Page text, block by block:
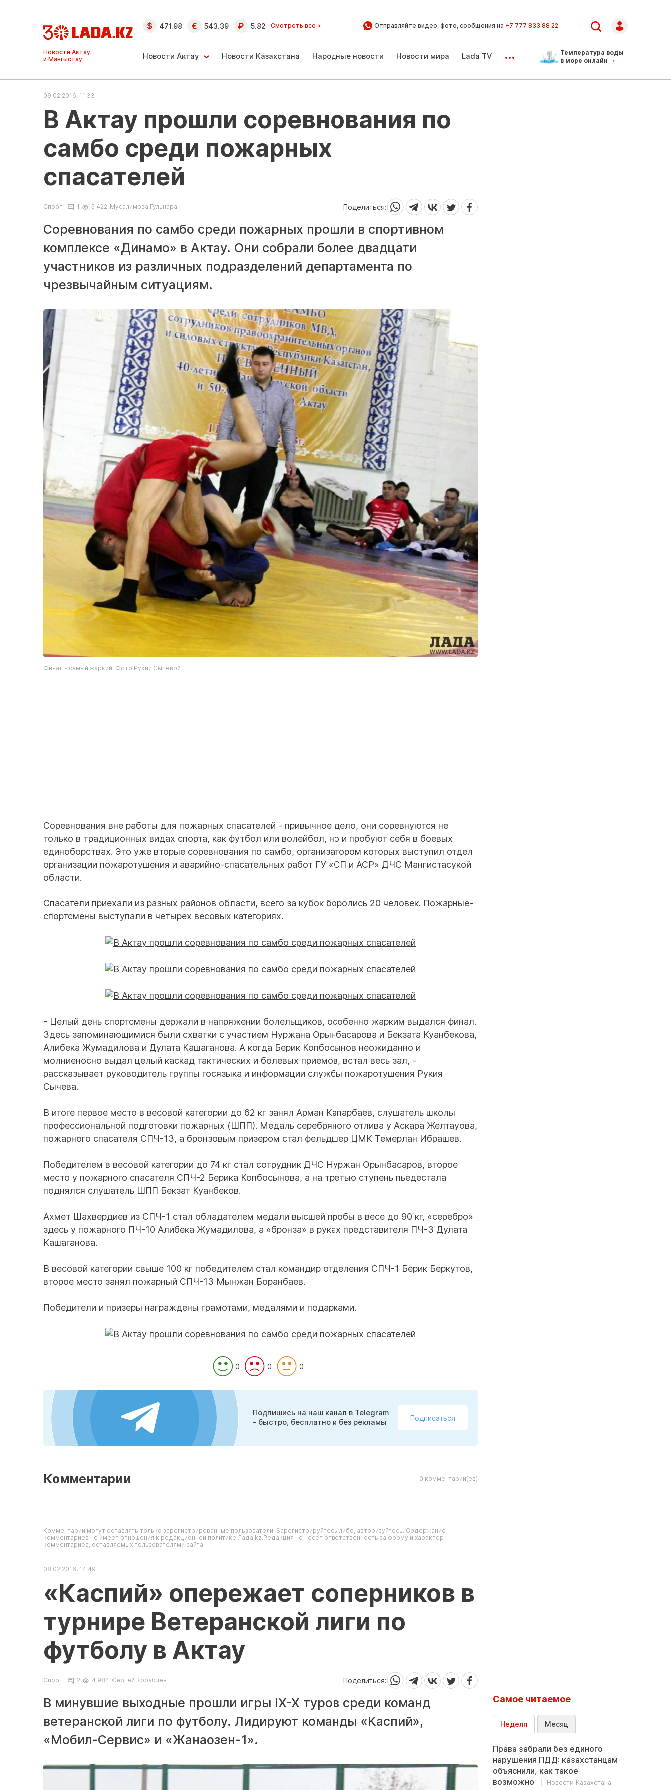
Ақтау және
Манғыстау
жаңалықтары
471.98 543.39 5.82 Смотреть все > Отправляйте видео, фото, сообщения на +7 777 833 88 22
Новости Актау Новости Казахстана Народные новости Новости мира Lada TV ...
Температура воды
в море онлайн
09.02.2016, 11:33
В Актау прошли соревнования по
самбо среди пожарных
спасателей
Спорт 1 5 422 Мусалимова Гульнара Поделиться:
Соревнования по самбо среди пожарных прошли в спортивном
комплексе «Динамо» в Актау. Они собрали более двадцати
участников из различных подразделений департамента по
чрезвычайным ситуациям.
Финал - самый жаркий! Фото Рукии Сычевой
Соревнования вне работы для пожарных спасателей - привычное дело, они соревнуются не
только в традиционных видах спорта, как футбол или волейбол, но и пробуют себя в боевых
единоборствах. Это уже вторые соревнования по самбо, организатором которых выступил отдел
организации пожаротушения и аварийно-спасательных работ ГУ «СП и АСР» ДЧС Мангистасукой
области.
Спасатели приехали из разных районов области, всего за кубок боролись 20 человек. Пожарные-
спортсмены выступали в четырех весовых категориях.
- Целый день спортсмены держали в напряжении болельщиков, особенно жарким выдался финал.
Здесь запоминающимися были схватки с участием Нуржана Орынбасарова и Бекзата Куанбекова,
Алибека Жумадилова и Дулата Кашаганова. А когда Берик Копбосынов неожиданно и
молниеносно выдал целый каскад тактических и болевых приемов, встал весь зал, -
рассказывает руководитель группы госязыка и информации службы пожаротушения Рукия
Сычева.
В итоге первое место в весовой категории до 62 кг занял Арман Капарбаев, слушатель школы
профессиональной подготовки пожарных (ШПП). Медаль серебряного отлива у Аскара Желтауова,
пожарного спасателя СПЧ-13, а бронзовым призером стал фельдшер ЦМК Темерлан Ибрашев.
Победителем в весовой категории до 74 кг стал сотрудник ДЧС Нуржан Орынбасаров, второе
место у пожарного спасателя СПЧ-2 Берика Копбосынова, а на третью ступень пьедестала
поднялся слушатель ШПП Бекзат Куанбеков.
Ахмет Шахвердиев из СПЧ-1 стал обладателем медали высшей пробы в весе до 90 кг, «серебро»
здесь у пожарного ПЧ-10 Алибека Жумадилова, а «бронза» в руках представителя ПЧ-3 Дулата
Кашаганова.
В весовой категории свыше 100 кг победителем стал командир отделения СПЧ-1 Берик Беркутов,
второе место занял пожарный СПЧ-13 Мынжан Боранбаев.
Победители и призеры награждены грамотами, медалями и подарками.
0 0 0
Подпишись на наш канал в Telegram
– быстро, бесплатно и без рекламы
Подписаться
Комментарии 0 комментарий(ев)
Комментарии могут оставлять только зарегистрированные пользователи. Зарегистрируйтесь либо, авторизуйтесь. Содержание
комментариев не имеет отношения к редакционной политике Лада.kz.Редакция не несет ответственность за форму и характер
комментариев, оставляемых пользователями сайта.
08.02.2016, 14:49
«Каспий» опережает соперников в
турнире Ветеранской лиги по
футболу в Актау
Спорт 2 4 984 Сергей Кораблев Поделиться:
В минувшие выходные прошли игры IX-X туров среди команд
ветеранской лиги по футболу. Лидируют команды «Каспий»,
«Мобил-Сервис» и «Жанаозен-1».
Самое читаемое
Неделя Месяц
Права забрали без единого
нарушения ПДД: казахстанцам
объяснили, как такое
возможно
Новости Казахстана